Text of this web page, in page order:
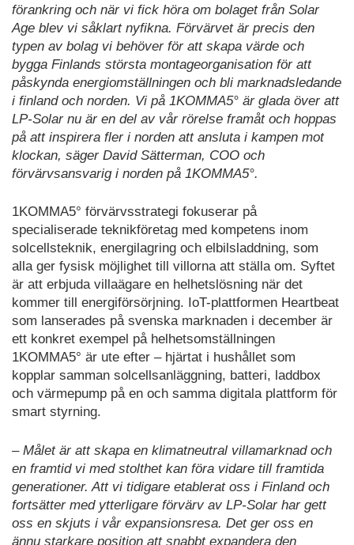
förankring och när vi fick höra om bolaget från Solar
Age blev vi såklart nyfikna. Förvärvet är precis den
typen av bolag vi behöver för att skapa värde och
bygga Finlands största montageorganisation för att
påskynda energiomställningen och bli marknadsledande
i finland och norden. Vi på 1KOMMA5° är glada över att
LP-Solar nu är en del av vår rörelse framåt och hoppas
på att inspirera fler i norden att ansluta i kampen mot
klockan, säger David Sätterman, COO och
förvärvsansvarig i norden på 1KOMMA5°.
1KOMMA5° förvärvsstrategi fokuserar på
specialiserade teknikföretag med kompetens inom
solcellsteknik, energilagring och elbilsladdning, som
alla ger fysisk möjlighet till villorna att ställa om. Syftet
är att erbjuda villaägare en helhetslösning när det
kommer till energiförsörjning. IoT-plattformen Heartbeat
som lanserades på svenska marknaden i december är
ett konkret exempel på helhetsomställningen
1KOMMA5° är ute efter – hjärtat i hushållet som
kopplar samman solcellsanläggning, batteri, laddbox
och värmepump på en och samma digitala plattform för
smart styrning.
– Målet är att skapa en klimatneutral villamarknad och
en framtid vi med stolthet kan föra vidare till framtida
generationer. Att vi tidigare etablerat oss i Finland och
fortsätter med ytterligare förvärv av LP-Solar har gett
oss en skjuts i vår expansionsresa. Det ger oss en
ännu starkare position att snabbt expandera den